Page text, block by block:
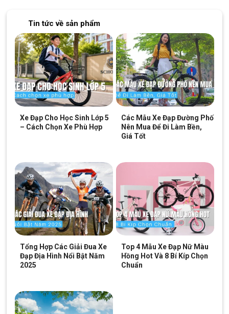
15 Phú Lợi, P.Phú Lợi, HCM (Thủ Dầu Một, Bình
SKU:escape2M-2022
Thẻ:Hợp Kim Nhôm,Shimano Tourney,
Xe đạp Touring Shimano
Tourney
Tin tức về sản phẩm
Xe Đạp Cho Học Sinh Lớp 5
– Cách Chọn Xe Phù Hợp
Các Mẫu Xe Đạp Đường Phố
Nên Mua Để Đi Làm Bền,
Giá Tốt
Tổng Hợp Các Giải Đua Xe
Đạp Địa Hình Nổi Bật Năm
2025
Top 4 Mẫu Xe Đạp Nữ Màu
Hồng Hot Và 8 Bí Kíp Chọn
Chuẩn